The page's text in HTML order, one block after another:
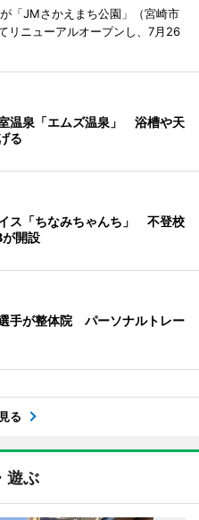
「JMさかえまち公園」（宮崎市
リニューアルオープンし、7月26
温泉「エムズ温泉」 浴槽や天
る
ス「ちなみちゃんち」 不登校
開設
手が整体院 パーソナルトレー
る
遊ぶ